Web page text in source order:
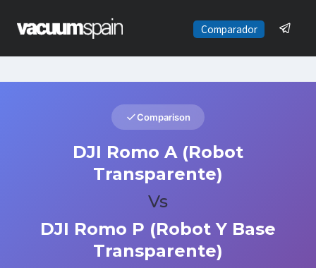
contenido
Comparador
Comparison
DJI Romo A (Robot
Transparente)
Vs
DJI Romo P (Robot Y Base
Transparente)